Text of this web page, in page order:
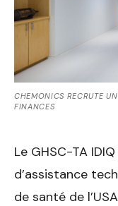
CHEMONICS RECRUTE
FINANCES
Le GHSC-TA
d’assistance
de santé de